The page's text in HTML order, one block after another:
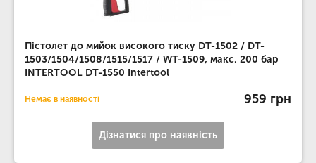
Пістолет до мийок високого тиску DT-1502 / DT-
1503/1504/1508/1515/1517 / WT-1509, макс. 200 бар
INTERTOOL DT-1550 Intertool
Немає в наявності 959 грн
Дізнатися про наявність